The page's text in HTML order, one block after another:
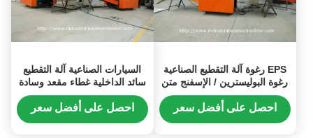
EPS رغوة آلة التقطيع الصناعية
رغوة البوليسترين / الإسفنج متن
كسارة
احصل على أفضل سعر
السيارات الصناعية آلة التقطيع
سائد الداخلية غطاء مقعد وسادة
القدم إعادة تدوير النفايات
احصل على أفضل سعر